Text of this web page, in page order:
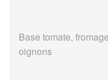
Base tomate,
oignons